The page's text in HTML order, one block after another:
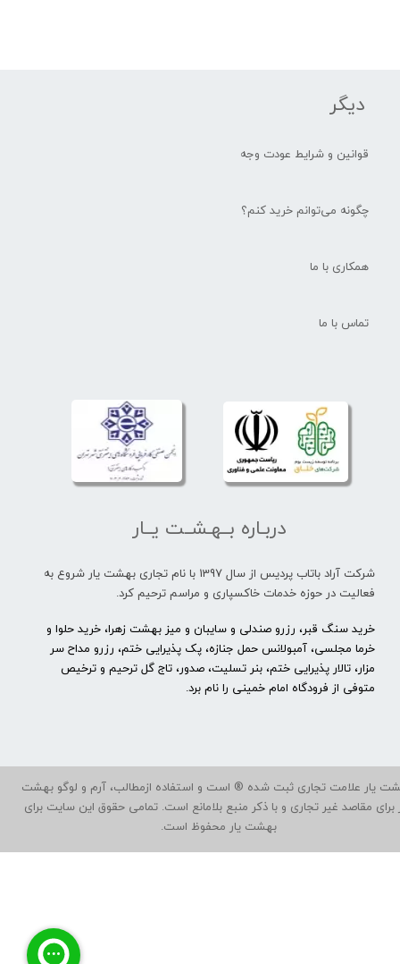
دیگر
قوانین و شرایط عودت وجه
چگونه می‌توانم خرید کنم؟
همکاری با ما
تماس با ما
یار علامت تجاری ثبت شده ® است و استفاده ازمطالب، آرم و لوگو بهشت
برای مقاصد غیر تجاری و با ذکر منبع بلامانع است. تمامی حقوق این سایت برای
بهشت یار محفوظ است.
دربـاره بــهـشــت یــار
شرکت آراد باتاب پردیس از سال 1397 با نام تجاری بهشت یار شروع به
فعالیت در حوزه خدمات خاکسپاری و مراسم ترحیم کرد.
خرید سنگ قبر، رزرو صندلی و سایبان و میز بهشت زهرا، خرید حلوا و
خرما مجلسی، آمبولانس حمل جنازه، پک پذیرایی ختم، رزرو مداح سر
مزار، تالار پذیرایی ختم، بنر تسلیت، صدور، تاج گل ترحیم و ترخیص
متوفی از فرودگاه امام خمینی را نام برد.